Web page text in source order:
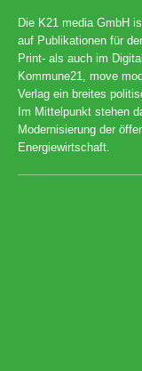
Die K21 media GmbH
auf Publikationen für
Print- als auch im
Kommune21, move
Verlag ein breites
Im Mittelpunkt stehen
Modernisierung der
Energiewirtschaft.